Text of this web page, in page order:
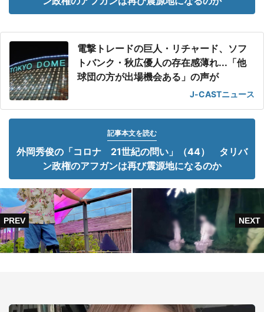
電撃トレードの巨人・リチャード、ソフ
トバンク・秋広優人の存在感薄れ...「他
球団の方が出場機会ある」の声が
J-CASTニュース
記事本文を読む
外岡秀俊の「コロナ 21世紀の問い」（44） タリバ
ン政権のアフガンは再び震源地になるのか